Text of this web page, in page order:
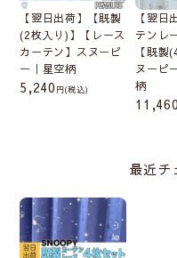
翌日出荷カーテンの決済方
AmazonPay・楽天ペイの
代引き・銀行振込みは対
注文いただきましても、本
レジット・AmazonPay・楽
午前8時までのご注文
ものが対象となります。
休日、祝日にご注文いただ
営業日）に出荷となります。
【翌日出荷】【既製
(2枚入り)】【レース
カーテン】スヌーピ
ー｜星空柄
5,240 (税込)
【翌日
テンレ
【既製
ヌーピ
柄
11,460
最近チ